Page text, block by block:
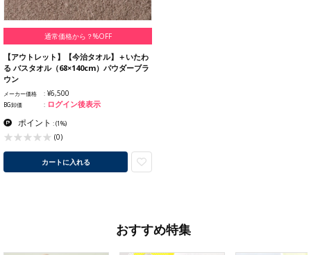
通常価格から？%OFF
【アウトレット】【今治タオル】＋いたわ
る バスタオル（68×140cm）パウダーブラ
ウン
メーカー価格 ¥6,500
BG卸価 ログイン後表示
ポイント :(1%)
(0)
カートに入れる
おすすめ特集